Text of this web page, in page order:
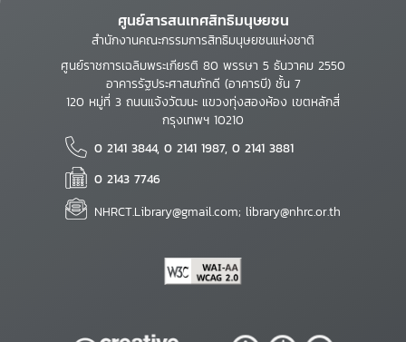
ศูนย์สารสนเทศสิทธิมนุษยชน
สำนักงานคณะกรรมการสิทธิมนุษยชนแห่งชาติ
ศูนย์ราชการเฉลิมพระเกียรติ 80 พรรษา 5 ธันวาคม 2550
อาคารรัฐประศาสนภักดี (อาคารบี) ชั้น 7
120 หมู่ที่ 3 ถนนแจ้งวัฒนะ แขวงทุ่งสองห้อง เขตหลักสี่
กรุงเทพฯ 10210
0 2141 3844, 0 2141 1987, 0 2141 3881
0 2143 7746
NHRCT.Library@gmail.com; library@nhrc.or.th